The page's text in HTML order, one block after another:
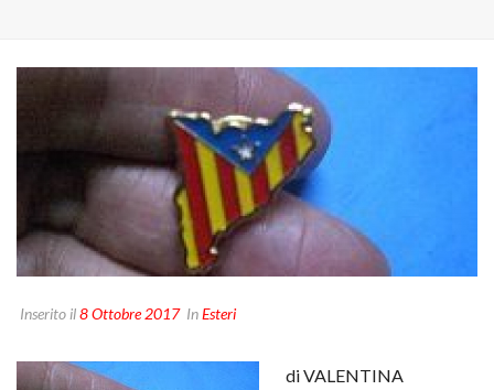
Inserito il8 Ottobre 2017 InEsteri
di VALENTINA